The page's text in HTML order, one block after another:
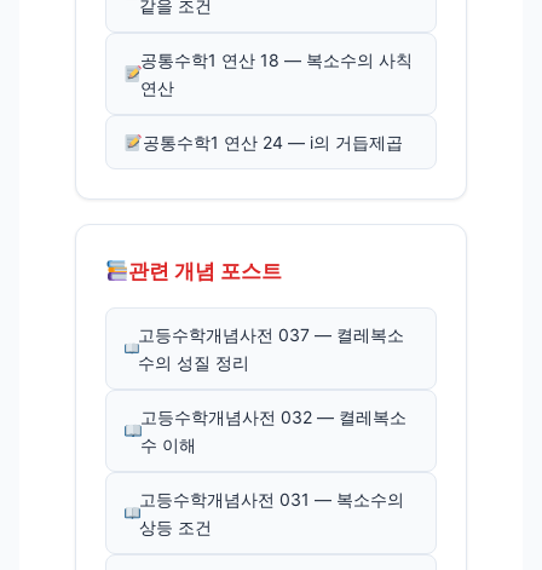
같을 조건
공통수학1 연산 18 — 복소수의 사칙
연산
공통수학1 연산 24 — i의 거듭제곱
관련 개념 포스트
고등수학개념사전 037 — 켤레복소
수의 성질 정리
고등수학개념사전 032 — 켤레복소
수 이해
고등수학개념사전 031 — 복소수의
상등 조건